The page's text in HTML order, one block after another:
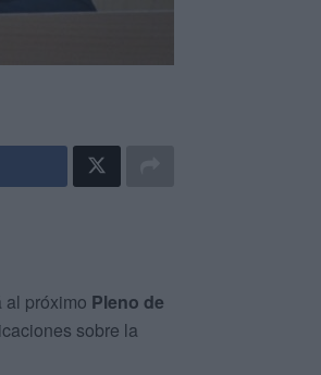
al próximo Pleno de
sobre la